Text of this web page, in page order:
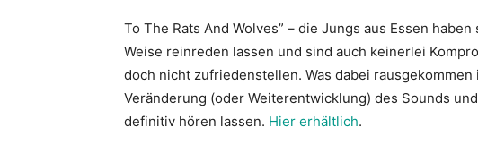
To The Rats And Wolves” – die Jungs aus Essen
Weise reinreden lassen und sind auch keinerlei
doch nicht zufriedenstellen. Was dabei rausgekommen
Veränderung (oder Weiterentwicklung) des Sounds
definitiv hören lassen. Hier erhältlich.